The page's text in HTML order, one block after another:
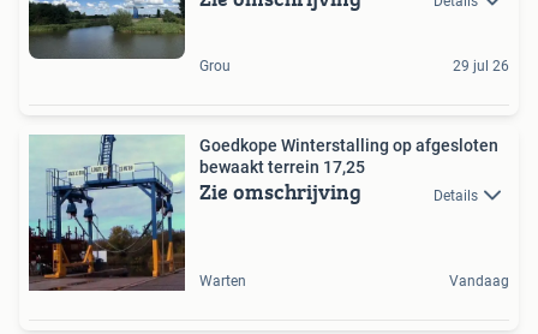
Grou 29 jul 26
Goedkope Winterstalling op afgesloten
bewaakt terrein 17,25
Zie omschrijving Details
Warten Vandaag